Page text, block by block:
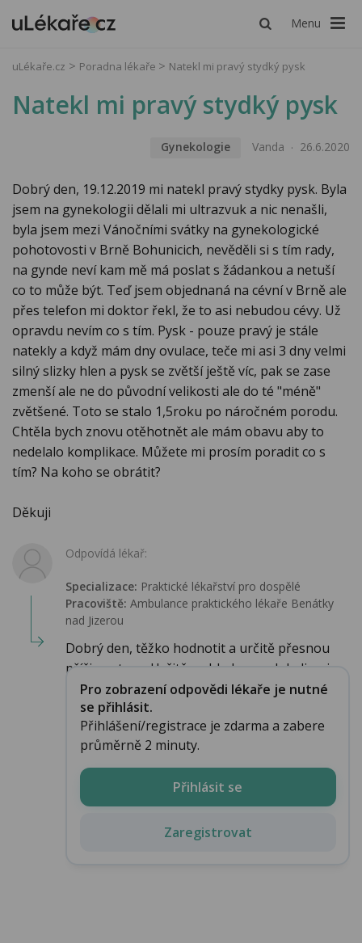
Menu
uLékaře.cz Poradna lékaře Natekl mi pravý stydký pysk
Natekl mi pravý stydký pysk
Gynekologie Vanda 26.6.2020
Dobrý den, 19.12.2019 mi natekl pravý stydky pysk. Byla
jsem na gynekologii dělali mi ultrazvuk a nic nenašli,
byla jsem mezi Vánočními svátky na gynekologické
pohotovosti v Brně Bohunicich, nevěděli si s tím rady,
na gynde neví kam mě má poslat s žádankou a netuší
co to může být. Teď jsem objednaná na cévní v Brně ale
přes telefon mi doktor řekl, že to asi nebudou cévy. Už
opravdu nevím co s tím. Pysk - pouze pravý je stále
natekly a když mám dny ovulace, teče mi asi 3 dny velmi
silný slizky hlen a pysk se zvětší ještě víc, pak se zase
zmenší ale ne do původní velikosti ale do té "méně"
zvětšené. Toto se stalo 1,5roku po náročném porodu.
Chtěla bych znovu otěhotnět ale mám obavu aby to
nedelalo komplikace. Můžete mi prosím poradit co s
tím? Na koho se obrátit?
Děkuji
Odpovídá lékař:
Specializace: Praktické lékařství pro dospělé
Pracoviště: Ambulance praktického lékaře Benátky
nad Jizerou
Dobrý den, těžko hodnotit a určitě přesnou
příčinu stavu. Určitě s ohledem na lokalizaci ...
Pro zobrazení odpovědi lékaře je nutné
se přihlásit.
Přihlášení/registrace je zdarma a zabere
průměrně 2 minuty.
Přihlásit se
Zaregistrovat